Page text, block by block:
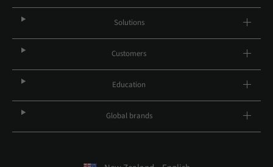
Solutions
Customers
Education
Global brands